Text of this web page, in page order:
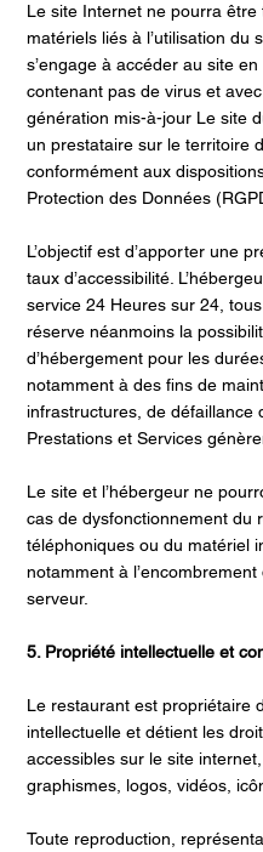
Le site Internet ne pourra
matériels liés à l’utilisation du
s’engage à accéder au site
contenant pas de virus et
génération mis-à-jour Le site
un prestataire sur le territoire
conformément aux
Protection des Données
L’objectif est d’apporter une
taux d’accessibilité.
service 24 Heures sur 24,
réserve néanmoins la
d’hébergement pour les
notamment à des fins de
infrastructures, de défaillance
Prestations et Services
Le site et l’hébergeur ne
cas de dysfonctionnement du
téléphoniques ou du matériel
notamment à
serveur.
5. Propriété intellectuelle et
Le restaurant est propriétaire
intellectuelle et détient les
accessibles sur le site
graphismes, logos, vidéos,
Toute reproduction,